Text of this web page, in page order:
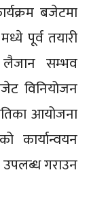
बजेटमा
पूर्व तयारी
लैजान सम्भव
विनियोजन
आयोजना
कार्यान्वयन
गराउन